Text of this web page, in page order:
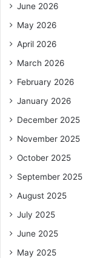
June 2026
May 2026
April 2026
March 2026
February 2026
January 2026
December 2025
November 2025
October 2025
September 2025
August 2025
July 2025
June 2025
May 2025